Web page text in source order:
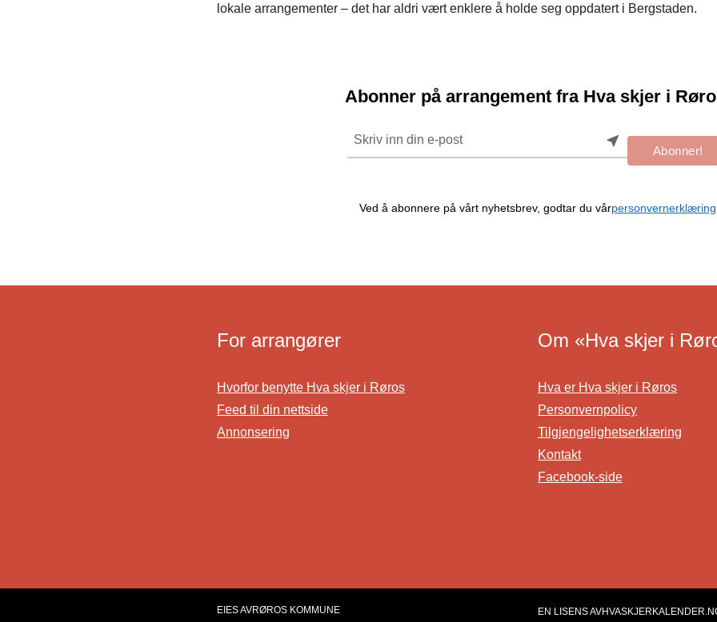
lokale arrangementer – det har aldri vært enklere å holde seg oppdatert i Bergstaden.
Abonner på arrangement fra Hva skjer i
near_me
Abonner!
Ved å abonnere på vårt nyhetsbrev, godtar du vårpersonvernerklæring
For arrangører
Hvorfor benytte Hva skjer i Røros
Feed til din nettside
Annonsering
Om «Hva skjer i
Hva er Hva skjer i Røros
Personvernpolicy
Tilgjengelighetserklæring
Kontakt
Facebook-side
EIES AVRØROS KOMMUNE EN LISENS AV